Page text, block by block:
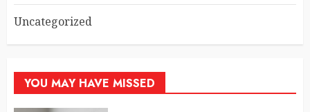
Uncategorized
YOU MAY HAVE MISSED